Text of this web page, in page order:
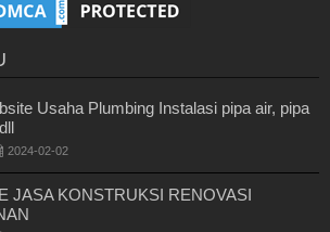
Usaha Plumbing Instalasi pipa air, pipa
2024-02-02
JASA KONSTRUKSI RENOVASI